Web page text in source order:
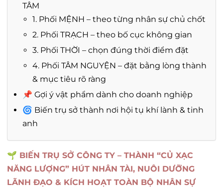
TÂM
1. Phối MỆNH – theo từng nhân sự chủ chốt
2. Phối TRẠCH – theo bố cục không gian
3. Phối THỜI – chọn đúng thời điểm đặt
4. Phối TÂM NGUYỆN – đặt bằng lòng thành
& mục tiêu rõ ràng
📌 Gợi ý vật phẩm dành cho doanh nghiệp
🌀 Biến trụ sở thành nơi hội tụ khí lành & tinh
anh
🌱 BIẾN TRỤ SỞ CÔNG TY – THÀNH “CỦ XẠC
NĂNG LƯỢNG” HÚT NHÂN TÀI, NUÔI DƯỠNG
LÃNH ĐẠO & KÍCH HOẠT TOÀN BỘ NHÂN SỰ